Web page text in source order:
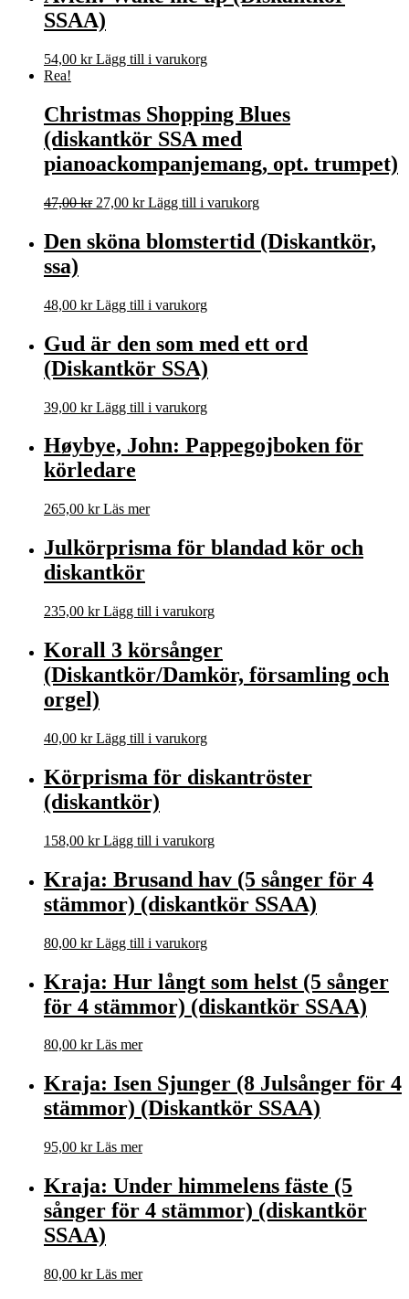
SSAA)
54,00 kr Lägg till i varukorg
Rea!
Christmas Shopping Blues
(diskantkör SSA med
pianoackompanjemang, opt. trumpet)
47,00kr Det
priset
var:
27,00 krDet
priset
är:
Lägg till i varukorg
Den sköna blomstertid (Diskantkör,
ssa)
48,00 kr Lägg till i varukorg
Gud är den som med ett ord
(Diskantkör SSA)
39,00 kr Lägg till i varukorg
Høybye, John: Pappegojboken för
körledare
265,00 kr Läs mer
Julkörprisma för blandad kör och
diskantkör
235,00 kr Lägg till i varukorg
Korall 3 körsånger
(Diskantkör/Damkör, församling och
orgel)
40,00 kr Lägg till i varukorg
Körprisma för diskantröster
(diskantkör)
158,00 kr Lägg till i varukorg
Kraja: Brusand hav (5 sånger för 4
stämmor) (diskantkör SSAA)
80,00 kr Lägg till i varukorg
Kraja: Hur långt som helst (5 sånger
för 4 stämmor) (diskantkör SSAA)
80,00 kr Läs mer
Kraja: Isen Sjunger (8 Julsånger för 4
stämmor) (Diskantkör SSAA)
95,00 kr Läs mer
Kraja: Under himmelens fäste (5
sånger för 4 stämmor) (diskantkör
SSAA)
80,00 kr Läs mer